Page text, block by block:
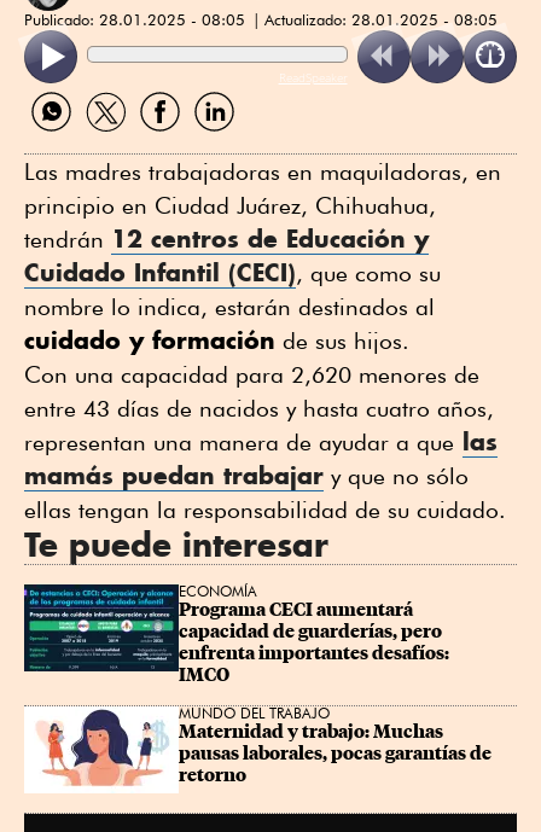
Publicado: 28.01.2025 - 08:05 Actualizado: 28.01.2025 - 08:05
ReadSpeaker
Compartir
por
Compartir
por
Compartir
por
Compartir
por
Las madres trabajadoras en maquiladoras, en
principio en Ciudad Juárez, Chihuahua,
tendrán 12 centros de Educación y
Cuidado Infantil (CECI), que como su
nombre lo indica, estarán destinados al
cuidado y formación de sus hijos.
Con una capacidad para 2,620 menores de
entre 43 días de nacidos y hasta cuatro años,
representan una manera de ayudar a que las
mamás puedan trabajar y que no sólo
ellas tengan la responsabilidad de su cuidado.
Te puede interesar
ECONOMÍA
Programa CECI aumentará
capacidad de guarderías, pero
enfrenta importantes desafíos:
IMCO
MUNDO DEL TRABAJO
Maternidad y trabajo: Muchas
pausas laborales, pocas garantías de
retorno